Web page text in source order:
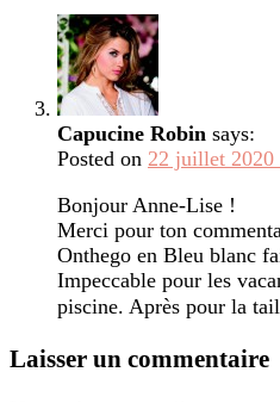
Capucine Robin says:
Posted on 22 juillet 2020
Bonjour Anne-Lise !
Merci pour ton
Onthego en Bleu blanc
Impeccable pour les
piscine. Après pour la
Laisser un commentaire